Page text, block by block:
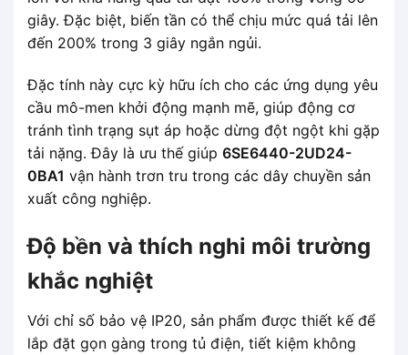
giây. Đặc biệt, biến tần có thể chịu mức quá tải lên
đến 200% trong 3 giây ngắn ngủi.
Đặc tính này cực kỳ hữu ích cho các ứng dụng yêu
cầu mô-men khởi động mạnh mẽ, giúp động cơ
tránh tình trạng sụt áp hoặc dừng đột ngột khi gặp
tải nặng. Đây là ưu thế giúp 6SE6440-2UD24-
0BA1 vận hành trơn tru trong các dây chuyền sản
xuất công nghiệp.
Độ bền và thích nghi môi trường
khắc nghiệt
Với chỉ số bảo vệ IP20, sản phẩm được thiết kế để
lắp đặt gọn gàng trong tủ điện, tiết kiệm không